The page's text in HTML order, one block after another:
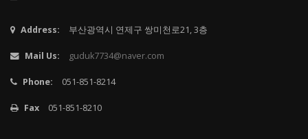
Address: 부산광역시 연제구 쌍미천로21, 3층
Mail Us: guduk7734@naver.com
Phone: 051-851-8214
Fax 051-851-8210